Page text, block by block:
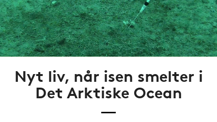
Nyt liv, når isen smelter i
Det Arktiske Ocean